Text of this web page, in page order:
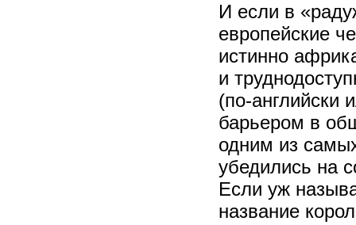
И если в
европейские
истинно
и
(по-английски
барьером в
одним из
убедились на
Если уж
название